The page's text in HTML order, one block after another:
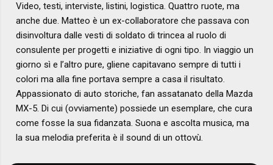
Video, testi, interviste, listini, logistica. Quattro ruote, ma
anche due. Matteo è un ex-collaboratore che passava con
disinvoltura dalle vesti di soldato di trincea al ruolo di
consulente per progetti e iniziative di ogni tipo. In viaggio un
giorno sì e l’altro pure, gliene capitavano sempre di tutti i
colori ma alla fine portava sempre a casa il risultato.
Appassionato di auto storiche, fan assatanato della Mazda
MX-5. Di cui (ovviamente) possiede un esemplare, che cura
come fosse la sua fidanzata. Suona e ascolta musica, ma
la sua melodia preferita è il sound di un ottovù.